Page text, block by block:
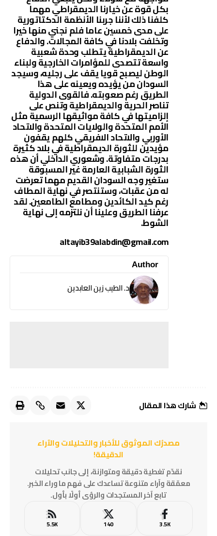
بكل قوة عن خيارنا الديمقراطي مهما
كلفنا ذلك لأننا جربنا الأنظمة الدكتاتورية
على مدى خمسين عاما فلم نجني منها خيرا
وتخلفت بلادنا في كافة المجالات. والدفاع
عن الديمقراطية يتطلب وحدة شعبية
واسعة تتصدى للمؤامرات الخارجية ولبناء
الوطن ليصبح قويا يقف على رجليه، وسيجد
السودان من يؤيده ويعينه على هذا
الطريق رغم صعوبته. فالقوى الدولية
تناصر الحرية والديمقراطية وتنص على
إلزاميتها في كافة مواثيقها الرسمية مثل
الأمم المتحدة والولايات المتحدة والاتحاد
الأوربي والاتحاد الافريقي كلهم يقفون
مؤيدين للثورة الديمقراطية في بلاد كثيرة
بدرجات متفاوتة. وشعوري الداخلي أن هذه
الثورة الشبابية العارمة غير المسبوقة
ستغير وجه السودان القديم مهما تعرضت
له من عقبات، وستنتصر في نهاية المطاف
رغم كيد الكائدين ومطامع الطامعين. لقد
عرفنا الطريق وعلينا أن نلتزمه إلى نهاية
الشوط.
altayib39alabdin@gmail.com
Author
د. الطيب زين العابدين
شارك هذا المقال
مصدرُك الموثوق للأخبار والتحليلات والآراء
الدقيقة!
نقدّم تغطية دقيقة ومتوازنة، إلى جانب تحليلات
معمّقة وآراء متنوعة تساعدك على فهم ما وراء الخبر.
تابع آخر المستجدات والرؤى أولًا بأول.
3.5K
140
5.5K